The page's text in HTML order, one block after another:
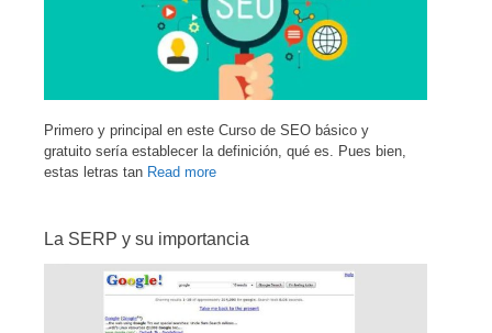
Primero y principal en este Curso de SEO básico y
gratuito sería establecer la definición, qué es. Pues bien,
estas letras tan Read more
La SERP y su importancia